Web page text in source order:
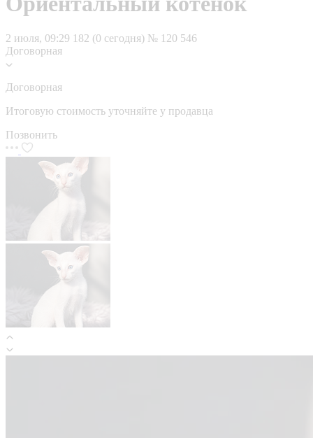
2 июля, 09:29 182 (0 сегодня) № 120 546
Договорная
Договорная
Итоговую стоимость уточняйте у продавца
Позвонить